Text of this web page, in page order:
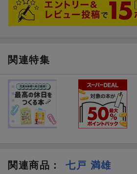
関連特集
関連商品 ： 七戸 満雄